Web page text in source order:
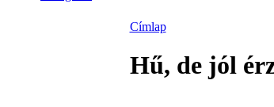
Címlap
Hű, de jól